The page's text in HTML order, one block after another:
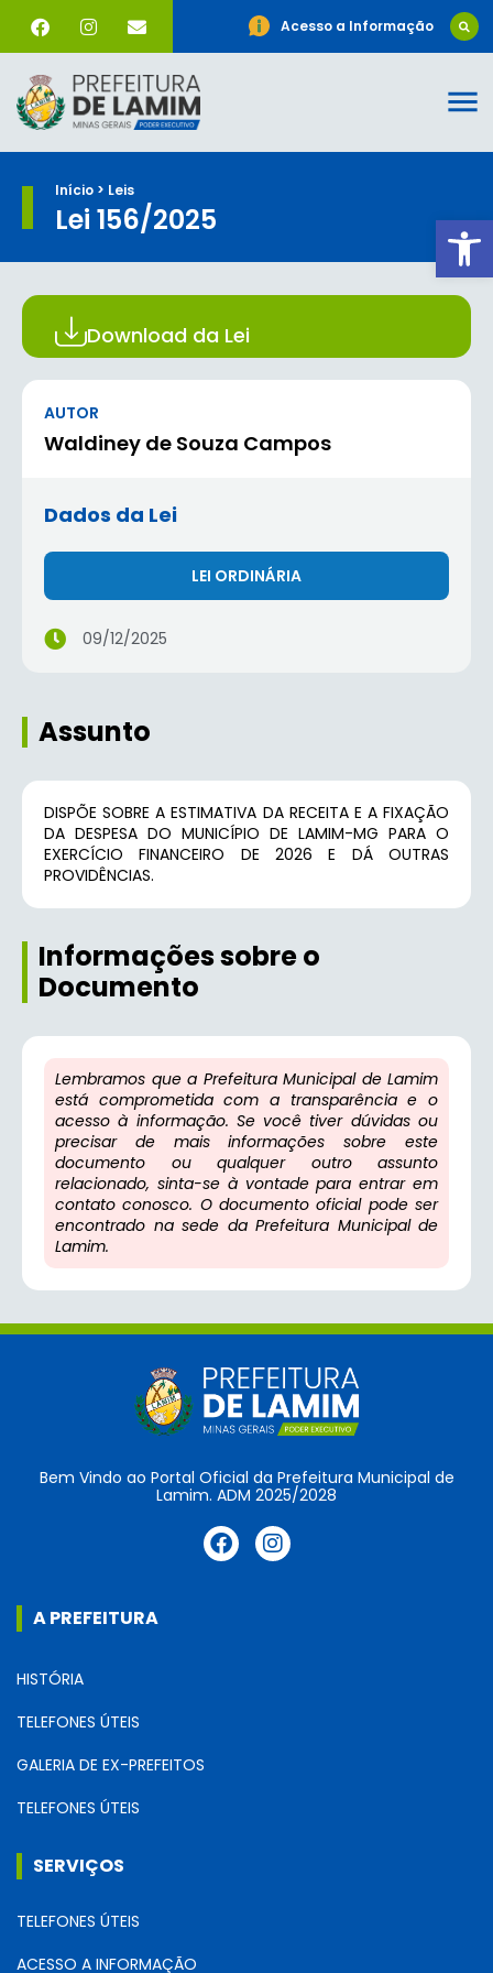
Acesso a Informação
Início > Leis
Lei 156/2025
Download da Lei
AUTOR
Waldiney de Souza Campos
Dados da Lei
LEI ORDINÁRIA
09/12/2025
Assunto
DISPÕE SOBRE A ESTIMATIVA DA RECEITA E A FIXAÇÃO
DA DESPESA DO MUNICÍPIO DE LAMIM-MG PARA O
EXERCÍCIO FINANCEIRO DE 2026 E DÁ OUTRAS
PROVIDÊNCIAS.
Informações sobre o
Documento
Lembramos que a Prefeitura Municipal de Lamim
está comprometida com a transparência e o
acesso à informação. Se você tiver dúvidas ou
precisar de mais informações sobre este
documento ou qualquer outro assunto
relacionado, sinta-se à vontade para entrar em
contato conosco. O documento oficial pode ser
encontrado na sede da Prefeitura Municipal de
Lamim.
Bem Vindo ao Portal Oficial da Prefeitura Municipal de
Lamim. ADM 2025/2028
A PREFEITURA
HISTÓRIA
TELEFONES ÚTEIS
GALERIA DE EX-PREFEITOS
TELEFONES ÚTEIS
SERVIÇOS
TELEFONES ÚTEIS
ACESSO A INFORMAÇÃO